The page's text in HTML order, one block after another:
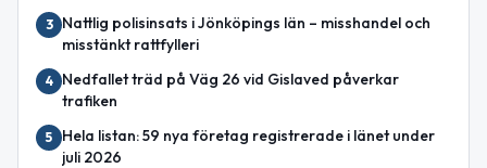
3
Nattlig polisinsats i Jönköpings län – misshandel och
misstänkt rattfylleri
4
Nedfallet träd på Väg 26 vid Gislaved påverkar
trafiken
5
Hela listan: 59 nya företag registrerade i länet under
juli 2026